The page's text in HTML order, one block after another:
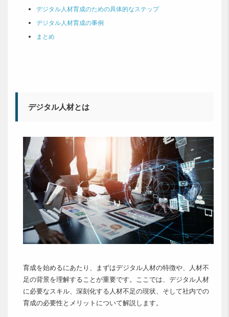
デジタル人材育成のための具体的なステップ
デジタル人材育成の事例
まとめ
デジタル人材とは
育成を始めるにあたり、まずはデジタル人材の特徴や、人材不
足の背景を理解することが重要です。ここでは、デジタル人材
に必要なスキル、深刻化する人材不足の現状、そして社内での
育成の必要性とメリットについて解説します。